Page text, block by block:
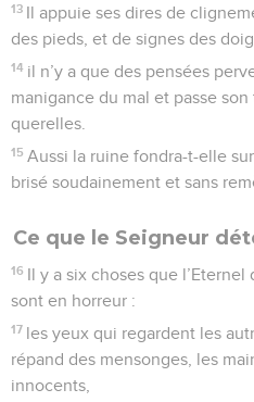
13 Il appuie ses dires de
des pieds, et de signes des
14 il n’y a que des pensées
manigance du mal et passe
querelles.
15 Aussi la ruine fondra-t-elle
brisé soudainement et sans
Ce que le Seigneur
16 Il y a six choses que
sont en horreur :
17 les yeux qui regardent les
répand des mensonges, les
innocents,